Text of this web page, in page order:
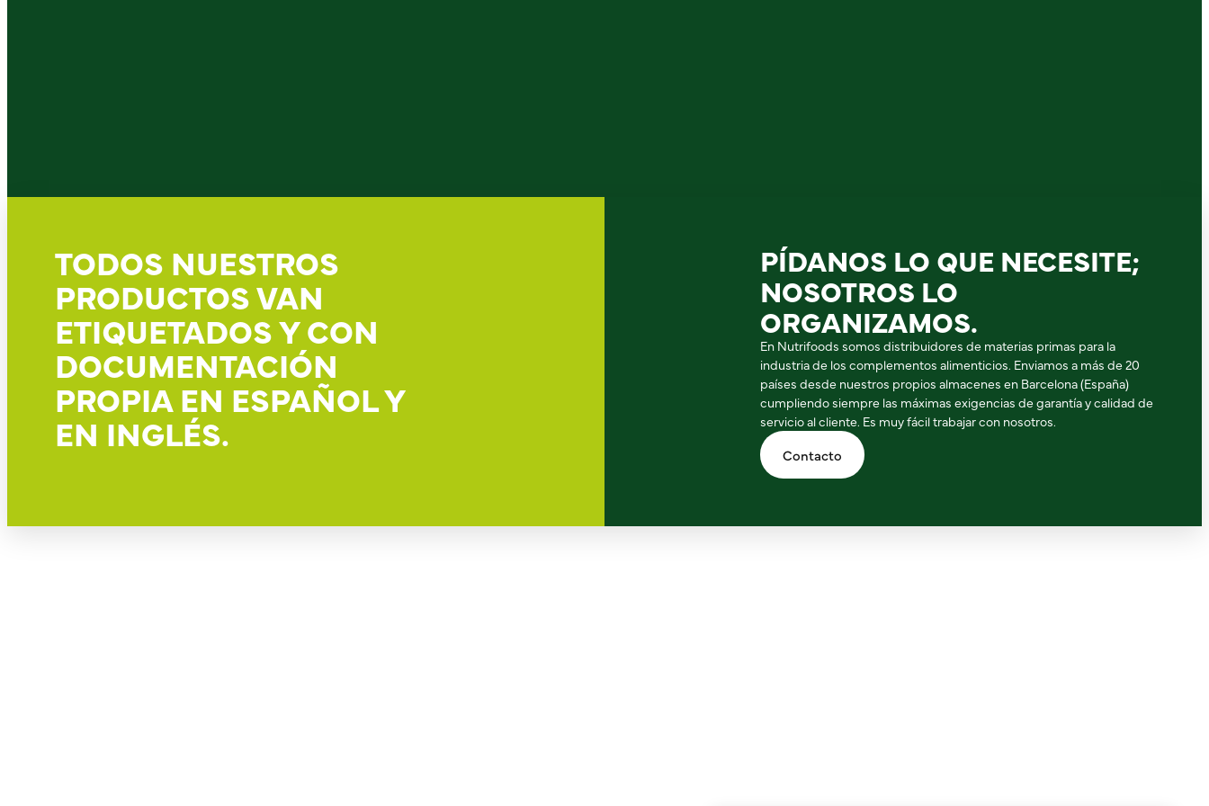
TODOS NUESTROS
PRODUCTOS VAN
ETIQUETADOS Y CON
DOCUMENTACIÓN
PROPIA EN ESPAÑOL Y
EN INGLÉS.
PÍDANOS LO QUE NECESITE;
NOSOTROS LO
ORGANIZAMOS.
En Nutrifoods somos distribuidores de materias primas para la
industria de los complementos alimenticios. Enviamos a más de 20
países desde nuestros propios almacenes en Barcelona (España)
cumpliendo siempre las máximas exigencias de garantía y calidad de
servicio al cliente. Es muy fácil trabajar con nosotros.
Contacto